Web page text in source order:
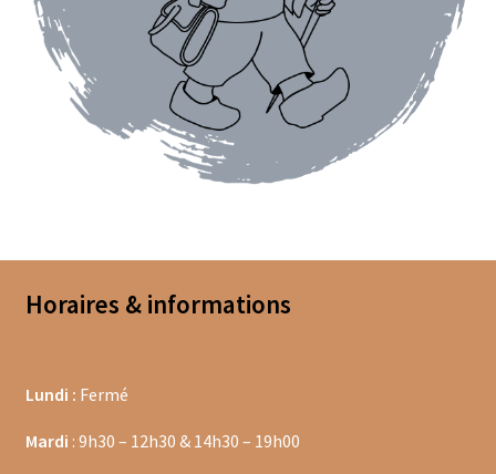
Boîtes à épices
Coffrets épices
Epices en vrac
Epices curry
Poivres en vrac
Moulins à épices
Mélanges d’épices
Horaires & informations
Lundi : Fermé
Mardi : 9h30 – 12h30 & 14h30 – 19h00